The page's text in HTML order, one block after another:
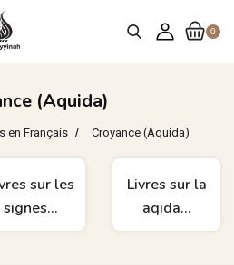
0
(Aquida)
en Français Croyance (Aquida)
sur les
signes...
Livres sur la
aqida...